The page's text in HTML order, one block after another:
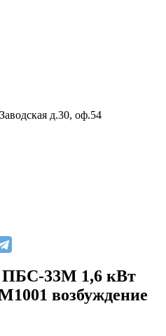
д.30, оф.54
ПБС-33М 1,6 кВт
возбуждение